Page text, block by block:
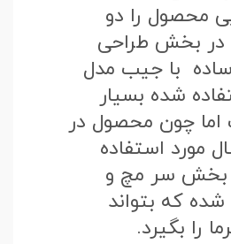
محصول را دو
در بخش طراحی
ساده با جیب مدل
شده بسیار
اما چون محصول در
مورد استفاده
سر مچ و
شده که بتواند
را بگیرد.